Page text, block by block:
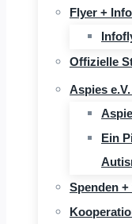
Flyer +
Offizielle
Aspies
Ein
Spenden